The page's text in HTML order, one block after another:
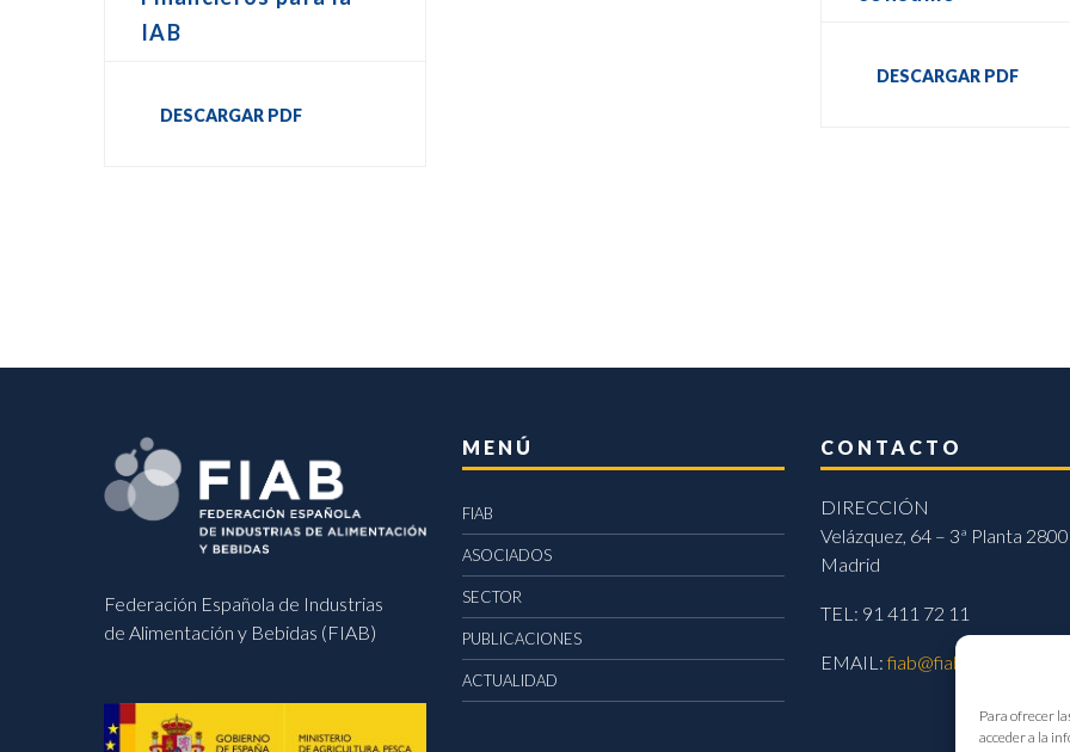
Para ofrecer
acceder a la
IAB
DESCARGAR PDF
DESCARGAR PDF
Federación Española de Industrias
de Alimentación y Bebidas (FIAB)
MENÚ
FIAB
ASOCIADOS
SECTOR
PUBLICACIONES
ACTUALIDAD
CONTACTO
DIRECCIÓN
Velázquez, 64 – 3ª Planta
Madrid
TEL: 91 411 72 11
EMAIL:fiab@fiab.es